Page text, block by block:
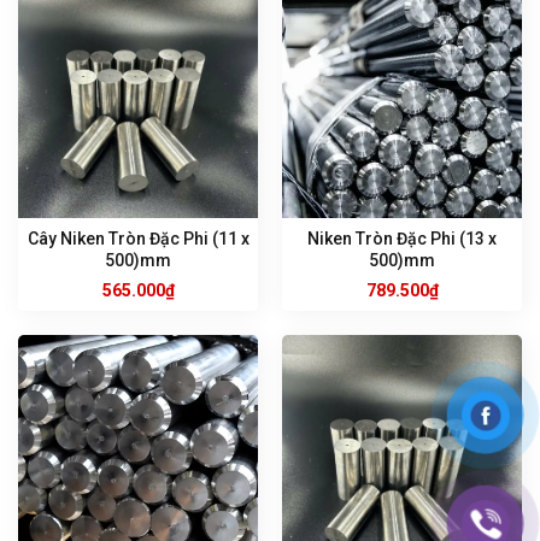
Cây Niken Tròn Đặc Phi (11 x
500)mm
565.000₫
Niken Tròn Đặc Phi (13 x
500)mm
789.500₫